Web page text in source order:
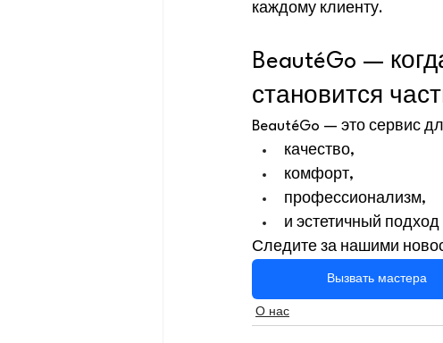
каждому клиенту.
BeautéGo —
становится
BeautéGo — это сервис
качество,
комфорт,
профессионализм,
и эстетичный подход
Следите за нашими
Вызвать мастера
О нас